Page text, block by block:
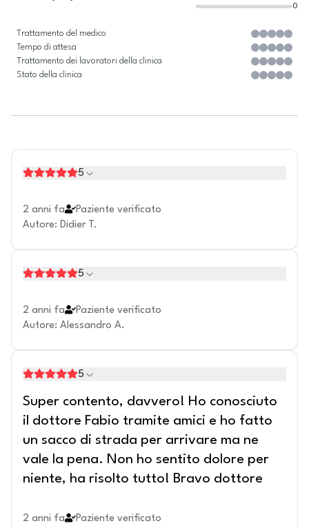
0
Trattamento del medico
Tempo di attesa
Trattamento dei lavoratori della clinica
Stato della clinica
5
2 anni fa
Paziente verificato
Autore: Didier T.
5
2 anni fa
Paziente verificato
Autore: Alessandro A.
5
Super contento, davvero! Ho conosciuto
il dottore Fabio tramite amici e ho fatto
un sacco di strada per arrivare ma ne
vale la pena. Non ho sentito dolore per
niente, ha risolto tutto! Bravo dottore
2 anni fa
Paziente verificato